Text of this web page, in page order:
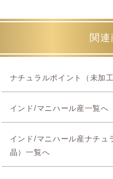
関連
ナチュラルポイント（未加
インド/マニハール産一覧へ
インド/マニハール産ナチュ
晶）一覧へ